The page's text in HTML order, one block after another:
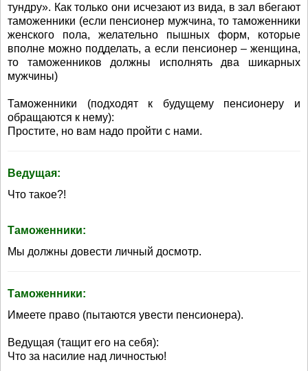
тундру». Как только они исчезают из вида, в зал вбегают
таможенники (если пенсионер мужчина, то таможенники
женского пола, желательно пышных форм, которые
вполне можно подделать, а если пенсионер – женщина,
то таможенников должны исполнять два шикарных
мужчины)
Таможенники (подходят к будущему пенсионеру и
обращаются к нему):
Простите, но вам надо пройти с нами.
Ведущая:
Что такое?!
Таможенники:
Мы должны довести личный досмотр.
Таможенники:
Имеете право (пытаются увести пенсионера).
Ведущая (тащит его на себя):
Что за насилие над личностью!